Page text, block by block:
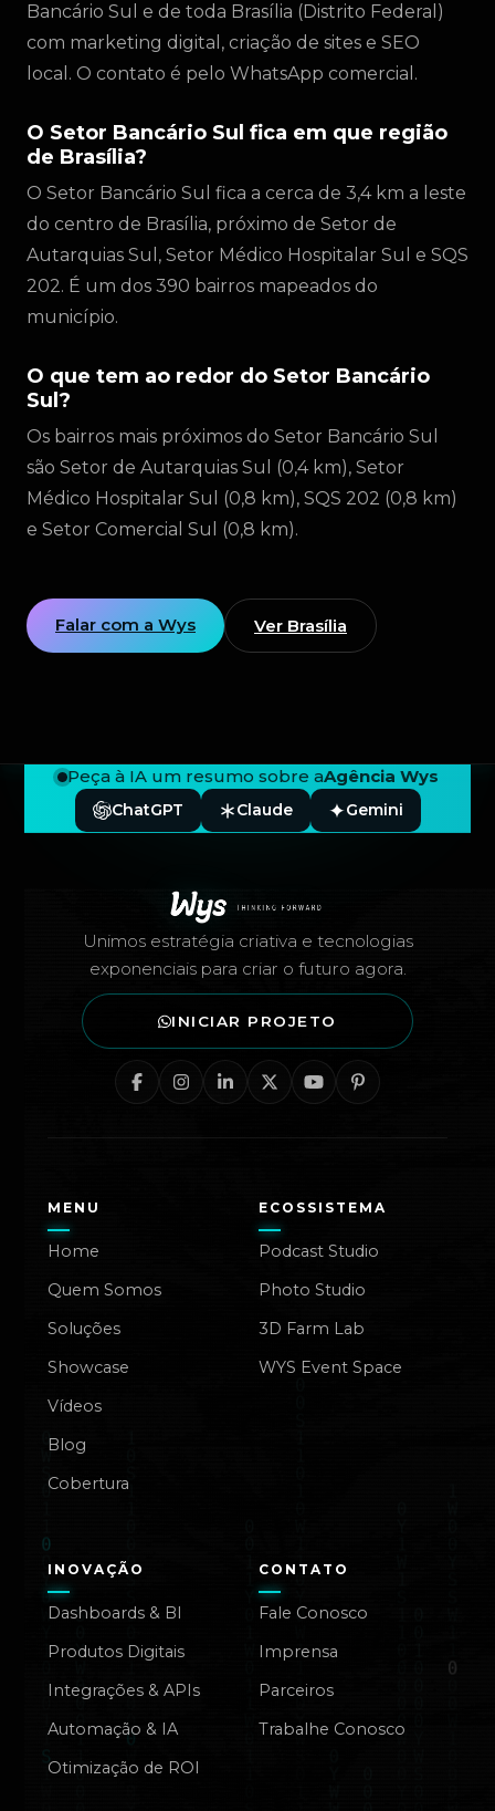
Bancário Sul e de toda Brasília (Distrito Federal)
com marketing digital, criação de sites e SEO
local. O contato é pelo WhatsApp comercial.
O Setor Bancário Sul fica em que região
de Brasília?
O Setor Bancário Sul fica a cerca de 3,4 km a leste
do centro de Brasília, próximo de Setor de
Autarquias Sul, Setor Médico Hospitalar Sul e SQS
202. É um dos 390 bairros mapeados do
município.
O que tem ao redor do Setor Bancário
Sul?
Os bairros mais próximos do Setor Bancário Sul
são Setor de Autarquias Sul (0,4 km), Setor
Médico Hospitalar Sul (0,8 km), SQS 202 (0,8 km)
e Setor Comercial Sul (0,8 km).
Falar com a Wys Ver Brasília
Peça à IA um resumo sobre aAgência Wys
ChatGPT Claude Gemini
Unimos estratégia criativa e tecnologias
exponenciais para criar o futuro agora.
INICIAR PROJETO
MENU
Home
Quem Somos
Soluções
Showcase
Vídeos
Blog
Cobertura
ECOSSISTEMA
Podcast Studio
Photo Studio
3D Farm Lab
WYS Event Space
INOVAÇÃO
Dashboards & BI
Produtos Digitais
Integrações & APIs
Automação & IA
Otimização de ROI
CONTATO
Fale Conosco
Imprensa
Parceiros
Trabalhe Conosco